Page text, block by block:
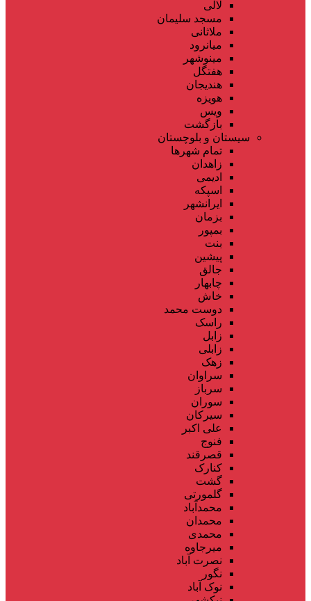
لالی
مسجد سلیمان
ملاثانی
میانرود
مینوشهر
هفتگل
هندیجان
هویزه
ویس
بازگشت
سیستان و بلوچستان
تمام شهر‌ها
زاهدان
ادیمی
اسپکه
ایرانشهر
بزمان
بمپور
بنت
پیشین
جالق
چابهار
خاش
دوست محمد
راسک
زابل
زابلی
زهک
سراوان
سرباز
سوران
سیرکان
علی اکبر
فنوج
قصرقند
کنارک
گشت
گلمورتی
محمدآباد
محمدان
محمدی
میرجاوه
نصرت آباد
نگور
نوک آباد